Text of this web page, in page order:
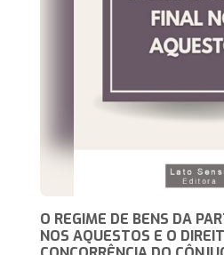
O REGIME DE BENS DA
NOS AQUESTOS E O